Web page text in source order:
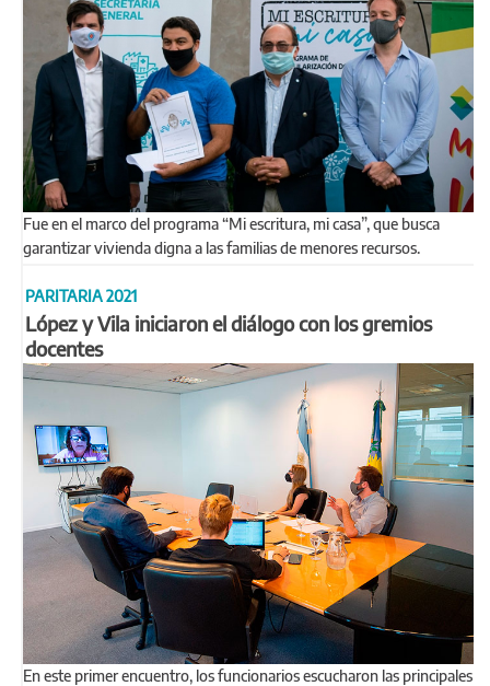
Fue en el marco del programa “Mi escritura, mi casa”, que busca
garantizar vivienda digna a las familias de menores recursos.
PARITARIA 2021
López y Vila iniciaron el diálogo con los gremios
docentes
En este primer encuentro, los funcionarios escucharon las principales